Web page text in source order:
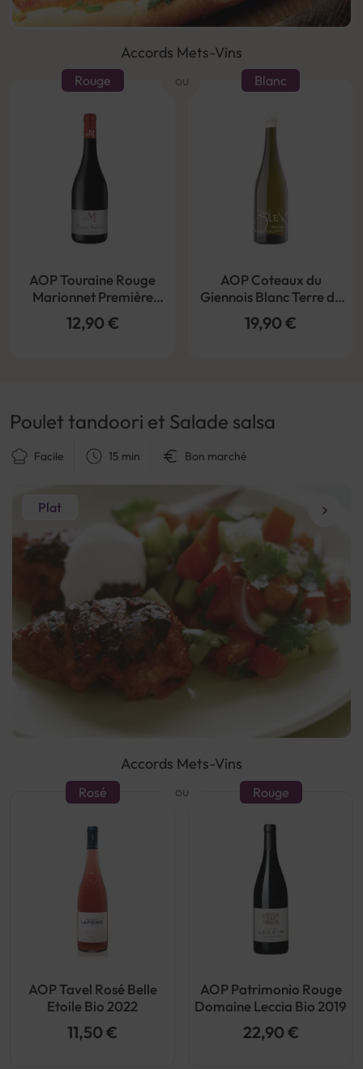
Accords Mets-Vins
ou
Rouge
AOP Touraine Rouge
Marionnet Première
Vendange 2022
12,90 €
Blanc
AOP Coteaux du
Giennois Blanc Terre de
Silex 2021
19,90 €
Plat
Poulet tandoori et Salade salsa
Facile 15 min Bon marché
Accords Mets-Vins
ou
Rosé
AOP Tavel Rosé Belle
Etoile Bio 2022
11,50 €
Rouge
AOP Patrimonio Rouge
Domaine Leccia Bio 2019
22,90 €